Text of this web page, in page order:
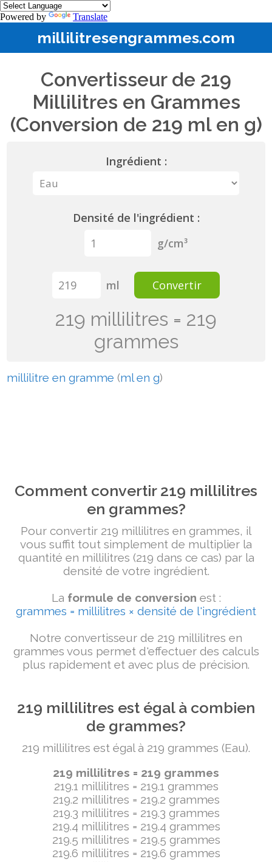
Powered by Translate
millilitresengrammes.com
Convertisseur de 219
Millilitres en Grammes
(Conversion de 219 ml en g)
Ingrédient :
Densité de l'ingrédient :
g/cm³
ml Convertir
219 millilitres = 219
grammes
millilitre en gramme (ml en g)
Comment convertir 219 millilitres
en grammes?
Pour convertir 219 millilitres en grammes, il
vous suffit tout simplement de multiplier la
quantité en millilitres (219 dans ce cas) par la
densité de votre ingrédient.
La formule de conversion est :
grammes = millilitres × densité de l'ingrédient
Notre convertisseur de 219 millilitres en
grammes vous permet d'effectuer des calculs
plus rapidement et avec plus de précision.
219 millilitres est égal à combien
de grammes?
219 millilitres est égal à 219 grammes (Eau).
219 millilitres = 219 grammes
219.1 millilitres = 219.1 grammes
219.2 millilitres = 219.2 grammes
219.3 millilitres = 219.3 grammes
219.4 millilitres = 219.4 grammes
219.5 millilitres = 219.5 grammes
219.6 millilitres = 219.6 grammes